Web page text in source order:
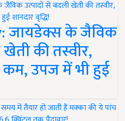
जायडेक्स के जैविक
की तस्वीर,
उपज में भी हुई